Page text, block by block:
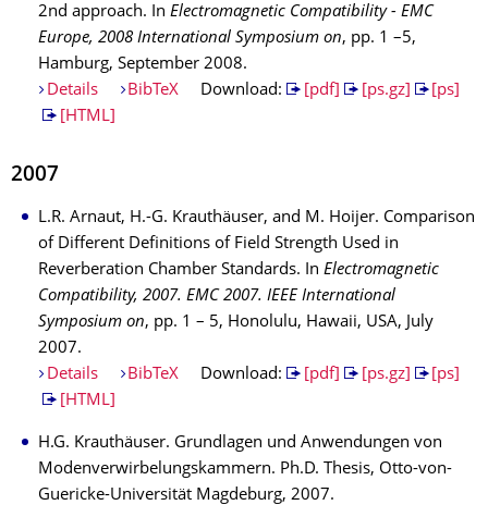
2nd approach. In Electromagnetic Compatibility - EMC
Europe, 2008 International Symposium on, pp. 1 –5,
Hamburg, September 2008.
Details
BibTeX Download: [pdf] [ps.gz]
[ps]
[HTML]
2007
L.R. Arnaut, H.-G. Krauthäuser, and M. Hoijer. Comparison
of Different Definitions of Field Strength Used in
Reverberation Chamber Standards. In Electromagnetic
Compatibility, 2007. EMC 2007. IEEE International
Symposium on, pp. 1 – 5, Honolulu, Hawaii, USA, July
2007.
Details
BibTeX Download: [pdf] [ps.gz]
[ps]
[HTML]
H.G. Krauthäuser. Grundlagen und Anwendungen von
Modenverwirbelungskammern. Ph.D. Thesis, Otto-von-
Guericke-Universität Magdeburg, 2007.